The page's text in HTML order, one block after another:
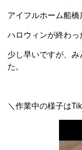
アイフルホーム船橋
ハロウィンが終わっ
少し早いですが、
た。
＼作業中の様子は